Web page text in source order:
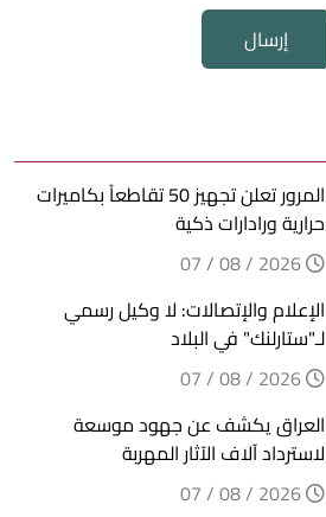
إرسال
المرور تعلن تجهيز 50 تقاطعاً بكاميرات
حرارية ورادارات ذكية
الإعلام والإتصالات: لا وكيل رسمي
لـ"ستارلنك" في البلاد
العراق يكشف عن جهود موسعة
لاسترداد آلاف الآثار المهربة